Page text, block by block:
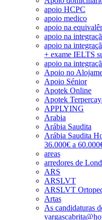
apoio HCPC
apoio medico
apoio na
apoio na
apoio na
+ exame IELTS
apoio na
Apoio no
Apoio Sénior
Apotek Online
Apotek
APPLYING
Arabia
Arábia Saudita
Arábia Saudita
36.000€ a
areas
arredores de
ARS
ARSLVT
ARSLVT
Artas
As candidaturas